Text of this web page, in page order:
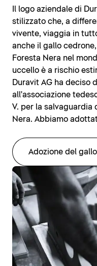
Il logo aziendale di
stilizzato che, a
vivente, viaggia in
anche il gallo
Foresta Nera nel
uccello è a rischio
Duravit AG ha deciso
all'associazione
V. per la salvaguardia
Nera. Abbiamo
Adozione del